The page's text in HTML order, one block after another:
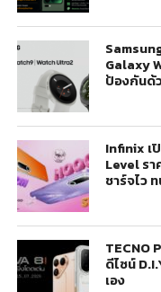
Galaxy
ป้องกันด้
Infinix เ
Level ร
ชาร์จไว
TECNO
ดีไซน์
เอง